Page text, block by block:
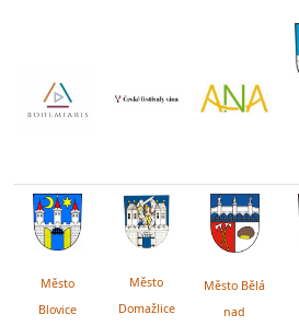
Město
Blovice
Město
Domažlice
Město Bělá
nad